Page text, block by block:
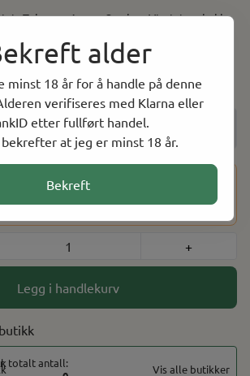
alder
minst 18 år for å handle på denne
verifiseres med Klarna eller
etter fullført handel.
at jeg er minst 18 år.
Bekreft
Aroma Smak av Virginia tobakk.
finner du her.
en aldersbegrensning på 18 år. Etter at
vil du bli bedt om å bekrefte alderen
+
Legg i handlekurv
totalt antall:
Vis alle butikker